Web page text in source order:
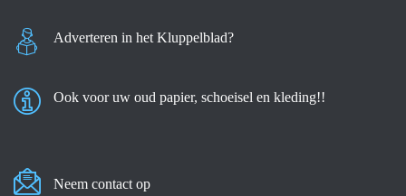
Adverteren in het Kluppelblad?
Ook voor uw oud papier, schoeisel en kleding!!
Neem contact op